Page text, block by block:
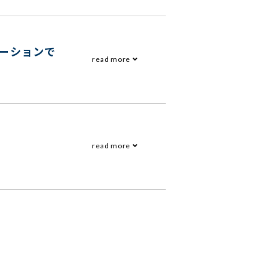
ションで
read more
read more